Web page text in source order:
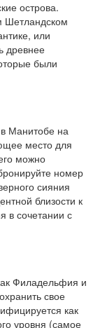
острова.
Шетландском
или
древнее
были
Манитобе на
место для
можно
номер
сияния
близости к
в сочетании с
Филадельфия и
свое
как
уровня (самое